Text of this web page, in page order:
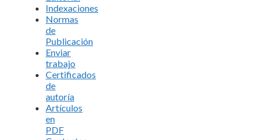
Indexaciones
Normas
de
Publicación
Enviar
trabajo
Certificados
de
autoría
Artículos
en
PDF